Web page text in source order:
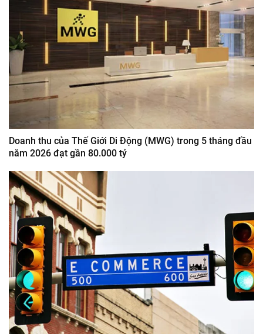
Doanh thu của Thế Giới Di Động (MWG) trong 5 tháng đầu
năm 2026 đạt gần 80.000 tỷ